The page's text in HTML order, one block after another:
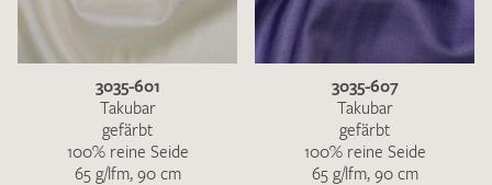
3035-601
Takubar
gefärbt
100% reine Seide
65 g/lfm, 90 cm
3035-607
Takubar
gefärbt
100% reine Seide
65 g/lfm, 90 cm